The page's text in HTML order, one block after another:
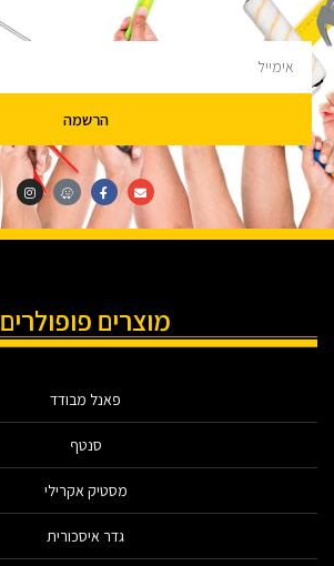
הרשמה
מוצרים פופולרים
פאנל מבודד
סנטף
מסטיק אקרילי
גדר איסכורית